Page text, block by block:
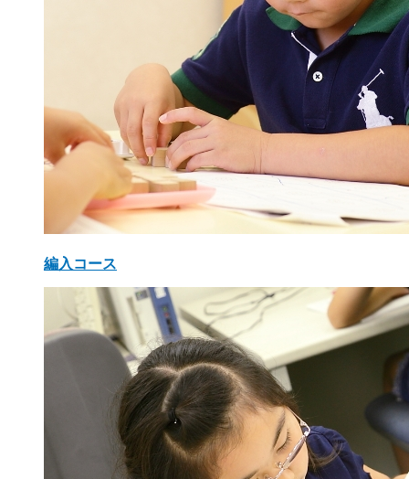
編入コース